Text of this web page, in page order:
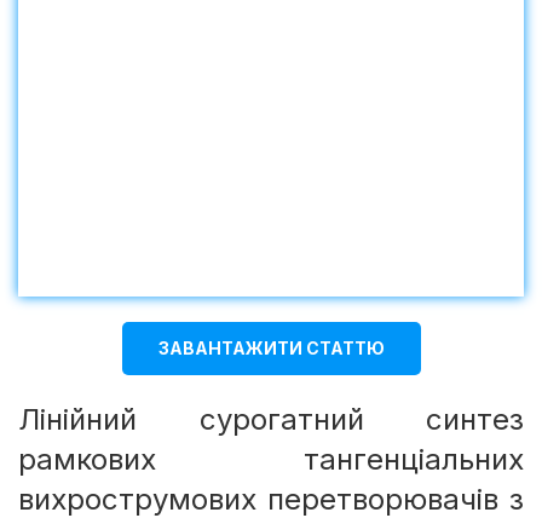
ЗАВАНТАЖИТИ СТАТТЮ
Лінійний сурогатний синтез
рамкових тангенціальних
вихрострумових перетворювачів з